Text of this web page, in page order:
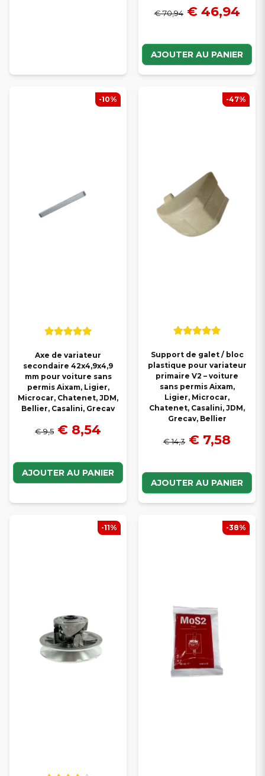
€ 70,94 € 46,94
AJOUTER AU PANIER
Axe de variateur
secondaire 42x4,9x4,9
mm pour voiture sans
permis Aixam, Ligier,
Microcar, Chatenet, JDM,
Bellier, Casalini, Grecav
€ 9,5 € 8,54
AJOUTER AU PANIER
-10%
Support de galet / bloc
plastique pour variateur
primaire V2 – voiture
sans permis Aixam,
Ligier, Microcar,
Chatenet, Casalini, JDM,
Grecav, Bellier
€ 14,3 € 7,58
AJOUTER AU PANIER
-47%
-11% -38%